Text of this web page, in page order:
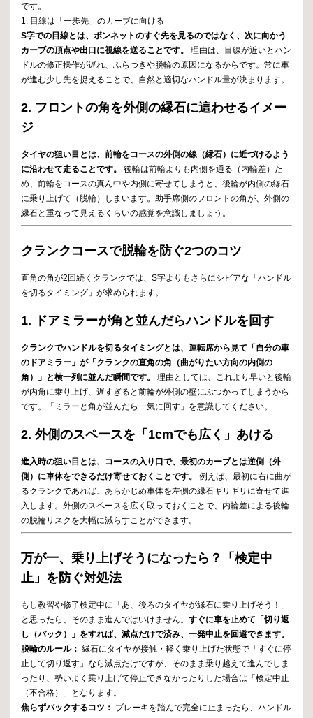
です。
1. 目線は「一歩先」のカーブに向ける
S字での目線とは、ボンネットのすぐ先を見るのではなく、次に向かう
カーブの頂点や出口に視線を送ることです。
理由は、目線が近いとハン
ドルの修正操作が遅れ、ふらつきや脱輪の原因になるからです。常に車
が進む少し先を捉えることで、自然と適切なハンドル量が決まります。
2. フロントの角を外側の縁石に這わせるイメー
ジ
タイヤの狙い目とは、前輪をコースの外側の線（縁石）に近づけるよう
に沿わせて走ることです。
後輪は前輪よりも内側を通る（内輪差）た
め、前輪をコースの真ん中や内側に寄せてしまうと、後輪が内側の縁石
に乗り上げて（脱輪）しまいます。助手席側のフロントの角が、外側の
縁石と重なって見えるくらいの感覚を意識しましょう。
クランクコースで脱輪を防ぐ2つのコツ
直角の角が2回続くクランクでは、S字よりもさらにシビアな「ハンドル
を切るタイミング」が求められます。
1. ドアミラーが角と並んだらハンドルを回す
クランクでハンドルを切るタイミングとは、運転席から見て「自分の車
のドアミラー」が「クランクの直角の角（曲がりたい方向の内側の
角）」と横一列に並んだ瞬間です。
理由としては、これより早いと後輪
が内角に乗り上げ、遅すぎると前輪が外側の壁にぶつかってしまうから
です。「ミラーと角が並んだら一気に回す」を意識してください。
2. 外側のスペースを「1cmでも広く」あける
進入時の狙い目とは、コースの入り口で、最初のカーブとは逆側（外
側）に車体をできるだけ寄せておくことです。
例えば、最初に右に曲が
るクランクであれば、あらかじめ車体を左側の縁石ギリギリに寄せて進
入します。外側のスペースを広く取っておくことで、内輪差による後輪
の脱輪リスクを大幅に減らすことができます。
万が一、乗り上げそうになったら？「検定中
止」を防ぐ対処法
もし教習や修了検定中に「あ、後ろのタイヤが縁石に乗り上げそう！」
と思ったら、そのまま進んではいけません。 すぐに車を止めて「切り返
し（バック）」をすれば、減点だけで済み、一発中止を回避できます。
脱輪のルール： 縁石にタイヤが接触・軽く乗り上げた状態で「すぐに停
止して切り返す」なら減点だけですが、そのまま乗り越えて進んでしま
ったり、勢いよく乗り上げて停止できなかったりした場合は「検定中止
（不合格）」となります。
焦らずバックするコツ： ブレーキを踏んで完全に止まったら、ハンドル